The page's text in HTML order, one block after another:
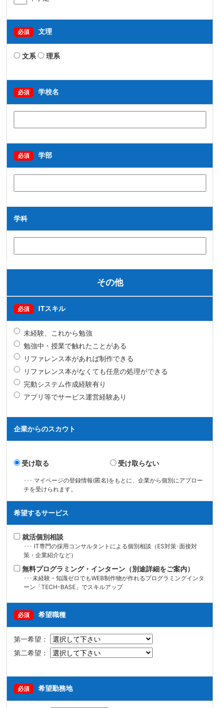
必須 文理
文系 理系
必須 学校名
必須 学部
学科
その他
必須 ITスキル
未経験、これから勉強
勉強中・授業で触れたことがある
リファレンス本があれば制作できる
リファレンス本がなくても任意の処理ができる
完動システム作成経験有り
アプリ等でサービス運営経験あり
企業からのスカウト
受け取る 受け取らない
･･･ マイページの登録情報(匿名)をもとに、企業から個別にアプロー
チを受けられます。
希望するサービス
就活個別相談
･･･ IT専門の採用コンサルタントによる個別相談（ES対策･面接対
策・企業紹介など）
無料プログラミング・インターン（別途詳細をご案内）
･･･未経験・知識ゼロでもWEB制作物が作れるプログラミングインタ
ーン「TECH-BASE」でスキルアップ
必須 希望職種
第一希望：
第二希望：
必須 希望勤務地